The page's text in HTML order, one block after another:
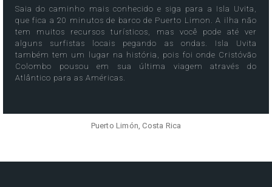
Saia do caminho mais conhecido e siga para a Isla Uvita,
que fica a 20 minutos de barco de Puerto Limon. A ilha não
tem muitos recursos turísticos, mas você pode até ver
alguns surfistas locais pegando as ondas. Isla Uvita
também tem um lugar na história, pois foi onde Cristóvão
Colombo pousou em sua última viagem através do
Atlântico para as Américas.
Puerto Limón, Costa Rica